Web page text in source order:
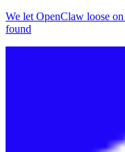
We let OpenClaw loose
found